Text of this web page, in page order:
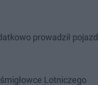
prowadził pojazd
Lotniczego